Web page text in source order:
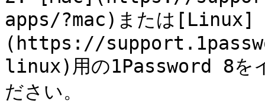
apps/?mac)または[Linux]
(https://
linux)用の1Password 8を
ださい。